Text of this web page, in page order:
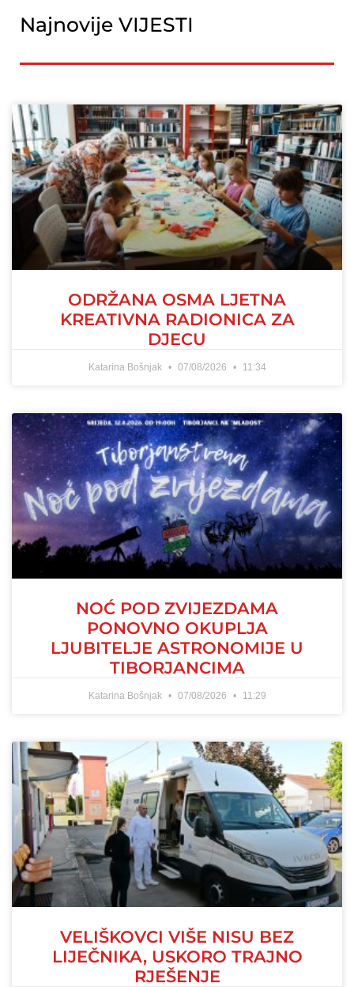
Najnovije VIJESTI
ODRŽANA OSMA LJETNA
KREATIVNA RADIONICA ZA
DJECU
Katarina Bošnjak 07/08/2026 11:34
NOĆ POD ZVIJEZDAMA
PONOVNO OKUPLJA
LJUBITELJE ASTRONOMIJE U
TIBORJANCIMA
Katarina Bošnjak 07/08/2026 11:29
VELIŠKOVCI VIŠE NISU BEZ
LIJEČNIKA, USKORO TRAJNO
RJEŠENJE